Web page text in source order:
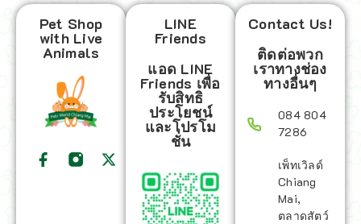
Pet Shop
with Live
Animals
LINE
Friends
แอด LINE
Friends เพื่อ
รับสิทธิ
ประโยชน์
และโปรโม
ชั่น
Contact Us!
ติดต่อพวก
เราทางช่อง
ทางอื่นๆ
084 804
7286
เพ็ทเวิลด์
Chiang
Mai,
ตลาดสัตว์